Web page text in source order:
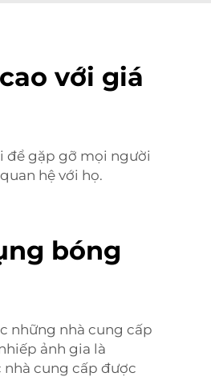
với giá
để gặp gỡ mọi người
hệ với họ.
bóng
những nhà cung cấp
ảnh gia là
nhà cung cấp được